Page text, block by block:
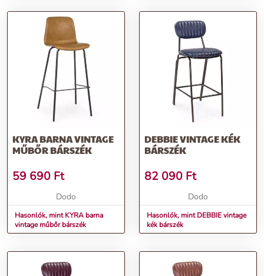
KYRA BARNA VINTAGE
MŰBŐR BÁRSZÉK
59 690 Ft
Dodo
Hasonlók, mint KYRA barna
vintage műbőr bárszék
DEBBIE VINTAGE KÉK
BÁRSZÉK
82 090 Ft
Dodo
Hasonlók, mint DEBBIE vintage
kék bárszék